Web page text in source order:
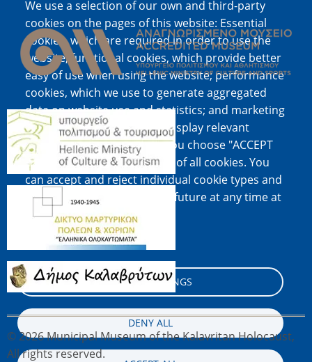
We use a selection of our own and third-party
cookies on the pages of this website: Essential
cookies, which are required in order to use the
website; functional cookies, which provide better
easy of use when using the website; performance
cookies, which we use to generate aggregated
data on website use and statistics; and marketing
cookies, which are used to display relevant
content and advertising. If you choose "ACCEPT
ALL", you consent to the use of all cookies. You
can accept and reject individual cookie types and
revoke your consent for the future at any time at
"Settings".
Cookie documentation
COOKIE SETTINGS
DENY ALL
Image
Image
Image
Image
© 2026 Municipal Museum of the Kalavritan Holocaust,
All rights reserved.